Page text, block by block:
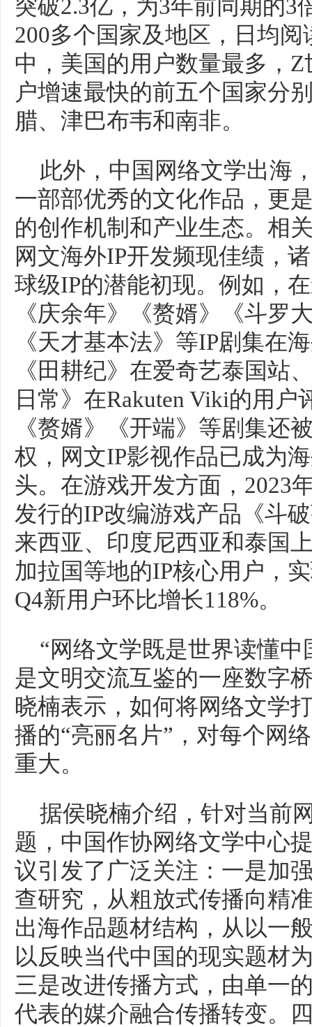
突破2.3亿，为3年前同期的3
200多个国家及地区，日均
中，美国的用户数量最多，
户增速最快的前五个国家分
腊、津巴布韦和南非。
此外，中国网络文学出海
一部部优秀的文化作品，更
的创作机制和产业生态。相
网文海外IP开发频现佳绩，
球级IP的潜能初现。例如，
《庆余年》《赘婿》《斗罗
《天才基本法》等IP剧集在
《田耕纪》在爱奇艺泰国站
日常》在Rakuten Viki的用户
《赘婿》《开端》等剧集还
权，网文IP影视作品已成为
头。在游戏开发方面，2023
发行的IP改编游戏产品《斗
来西亚、印度尼西亚和泰国
加拉国等地的IP核心用户，
Q4新用户环比增长118%。
“网络文学既是世界读懂
是文明交流互鉴的一座数字
晓楠表示，如何将网络文学
播的“亮丽名片”，对每个网
重大。
据侯晓楠介绍，针对当前
题，中国作协网络文学中心
议引发了广泛关注：一是加
查研究，从粗放式传播向精
出海作品题材结构，从以一
以反映当代中国的现实题材
三是改进传播方式，由单一
代表的媒介融合传播转变。